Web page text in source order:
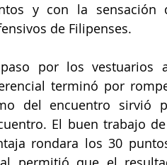
y con la sensación
de Filipenses.
por los vestuarios
terminó por
del encuentro sirvió
El buen trabajo
rondara los 30